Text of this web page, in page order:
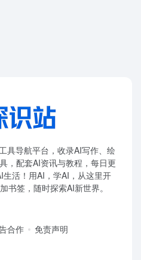
导航平台，收录AI写作、绘
，配套AI资讯与教程，每日更
活！用AI，学AI，从这里开
签，随时探索AI新世界。
合作 免责声明